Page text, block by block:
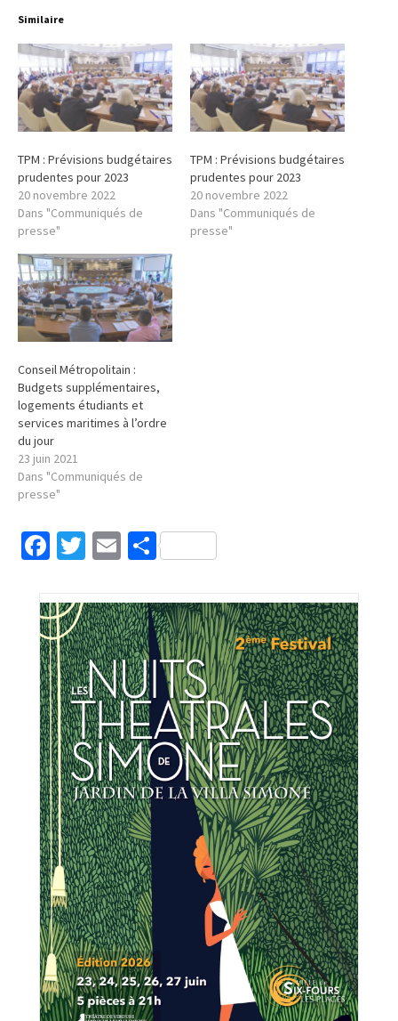
Similaire
TPM : Prévisions budgétaires
prudentes pour 2023
20 novembre 2022
Dans "Communiqués de
presse"
TPM : Prévisions budgétaires
prudentes pour 2023
20 novembre 2022
Dans "Communiqués de
presse"
Conseil Métropolitain :
Budgets supplémentaires,
logements étudiants et
services maritimes à l’ordre
du jour
23 juin 2021
Dans "Communiqués de
presse"
Facebook
Twitter
EmailPartager